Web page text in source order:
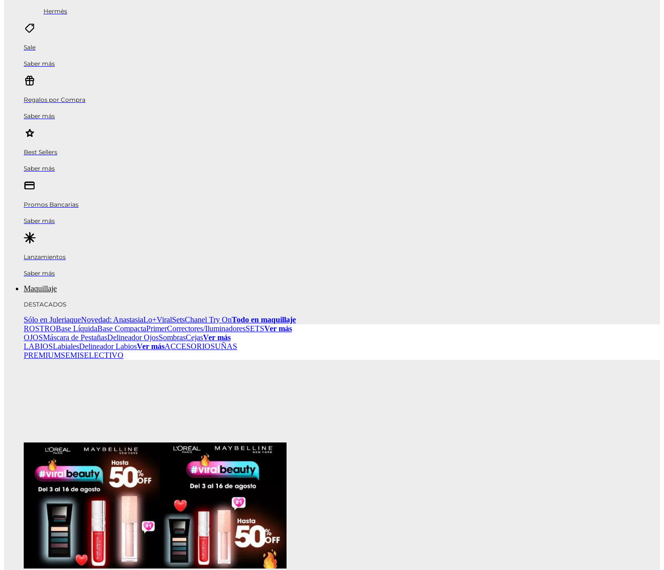
Hermès
Sale
Saber más
Regalos por Compra
Saber más
Best Sellers
Saber más
Promos Bancarias
Saber más
Lanzamientos
Saber más
Maquillaje
DESTACADOS
Sólo en JuleriaqueNovedad: AnastasiaLo+ViralSetsChanel Try OnTodo en maquillaje
ROSTROBase LíquidaBase CompactaPrimerCorrectores/IluminadoresSETSVer más
OJOSMáscara de PestañasDelineador OjosSombrasCejasVer más
LABIOSLabialesDelineador LabiosVer másACCESORIOSUÑAS
PREMIUMSEMISELECTIVO